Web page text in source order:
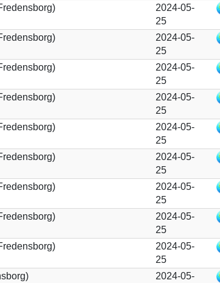
2024-05-
25
2024-05-
25
2024-05-
25
2024-05-
25
2024-05-
25
2024-05-
25
2024-05-
25
2024-05-
25
2024-05-
25
2024-05-